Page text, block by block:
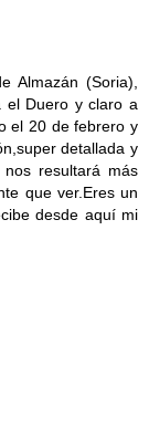
Almazán (Soria),
el Duero y claro a
el 20 de febrero y
detallada y
resultará más
que ver.Eres un
desde aquí mi